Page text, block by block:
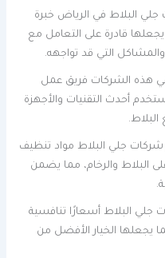
البلاط في الرياض خبرة
قادرة على التعامل مع
والمشاكل التي قد تواجهه.
هذه الشركات فريق عمل
أحدث التقنيات والأجهزة
شركات جلي البلاط مواد تنظيف
البلاط والرخام، مما يضمن
جلي البلاط أسعارًا تنافسية
يجعلها الخيار الأفضل من